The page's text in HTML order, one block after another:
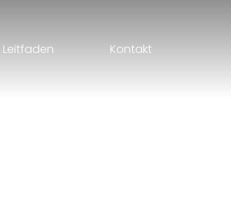
Leitfaden Kontakt